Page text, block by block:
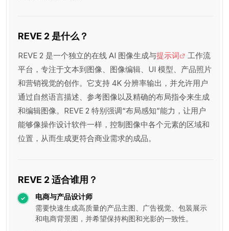
REVE 2 是什么？
REVE 2 是一个独立的在线 AI 图像生成与提示词
工作流
平台，专注于文本到图像、图像编辑、UI 模型、产品照片
和营销视觉的创作。它支持 4K 分辨率输出，并允许用户
通过自然语言描述、参考图像以及精确的布局指令来生成
和编辑图像。REVE 2 特别强调“布局感知”能力，让用户
能够像操作设计软件一样，控制图像中各个元素的区域和
位置，从而生成更符合商业需求的成品。
REVE 2 适合谁用？
电商与产品设计师
需要快速生成高质量的产品主图、广告视觉、包装展示
和电商背景图，并希望保持构图和光影的一致性。